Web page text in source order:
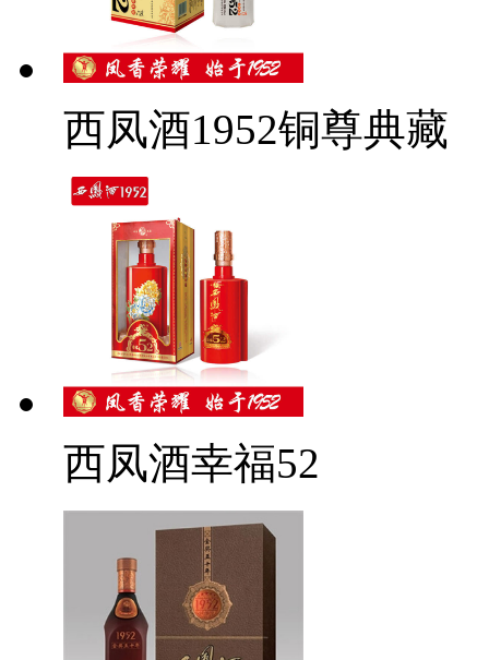
西凤酒1952铜尊典藏
西凤酒幸福52